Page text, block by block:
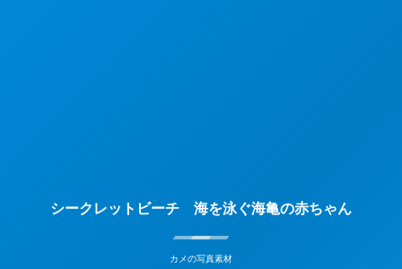
シークレットビーチ 海を泳ぐ海亀の赤ちゃん
カメの写真素材